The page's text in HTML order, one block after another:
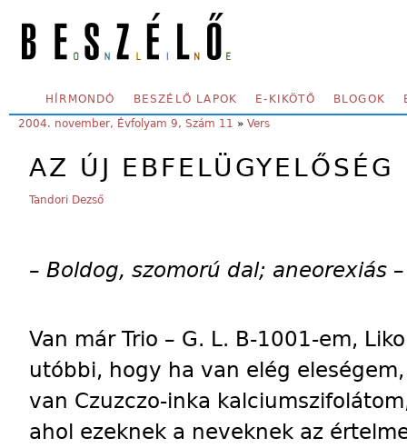
SECONDARY MENU
HÍRMONDÓ BESZÉLŐ LAPOK E-KIKÖTŐ BLOGOK
YOU ARE HERE:
2004. november, Évfolyam 9, Szám 11 » Vers
AZ ÚJ EBFELÜGYELŐSÉG
Tandori Dezső
– Boldog, szomorú dal; aneorexiás –
Van már Trio – G. L. B-1001-em,
utóbbi, hogy ha van elég
van Czuzczo-inka
ahol ezeknek a neveknek az